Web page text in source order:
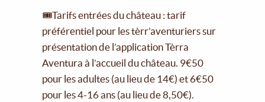
🎟Tarifs entrées du château : tarif
préférentiel pour les tèrr’aventuriers sur
présentation de l’application Tèrra
Aventura à l’accueil du château. 9€50
pour les adultes (au lieu de 14€) et 6€50
pour les 4-16 ans (au lieu de 8,50€).